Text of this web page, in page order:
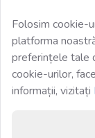
Folosim cookie-
platforma
preferințele tale
cookie-urilor,
informații, vizitați